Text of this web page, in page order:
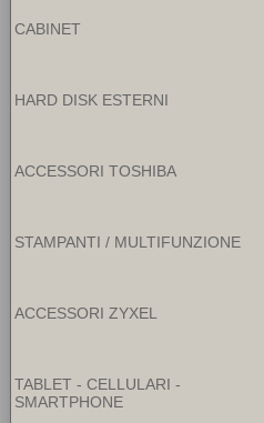
CABINET
HARD DISK ESTERNI
ACCESSORI TOSHIBA
STAMPANTI / MULTIFUNZIONE
ACCESSORI ZYXEL
TABLET - CELLULARI -
SMARTPHONE